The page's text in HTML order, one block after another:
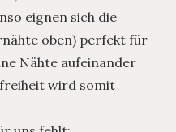
eignen sich die
oben) perfekt für
Nähte aufeinander
wird somit